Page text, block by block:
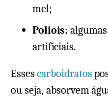
mel;
Poliois:
artificiais.
Essescarboidratos
ou seja, absorvem